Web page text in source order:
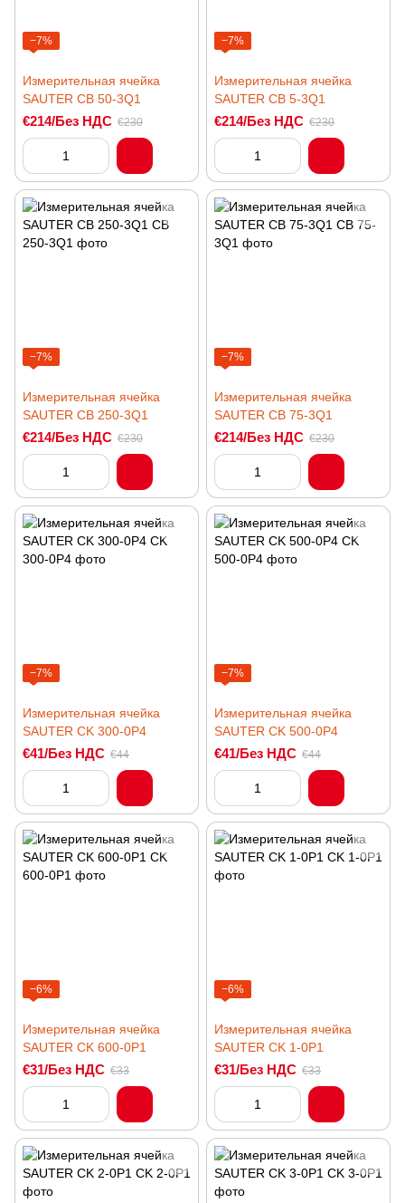
−7%
Измерительная ячейка
SAUTER CB 50-3Q1
€214/Без НДС €230
−7%
Измерительная ячейка
SAUTER CB 5-3Q1
€214/Без НДС €230
−7%
Измерительная ячейка
SAUTER CB 250-3Q1
€214/Без НДС €230
−7%
Измерительная ячейка
SAUTER CB 75-3Q1
€214/Без НДС €230
−7%
Измерительная ячейка
SAUTER CK 300-0P4
€41/Без НДС €44
−7%
Измерительная ячейка
SAUTER CK 500-0P4
€41/Без НДС €44
−6%
Измерительная ячейка
SAUTER CK 600-0P1
€31/Без НДС €33
−6%
Измерительная ячейка
SAUTER CK 1-0P1
€31/Без НДС €33